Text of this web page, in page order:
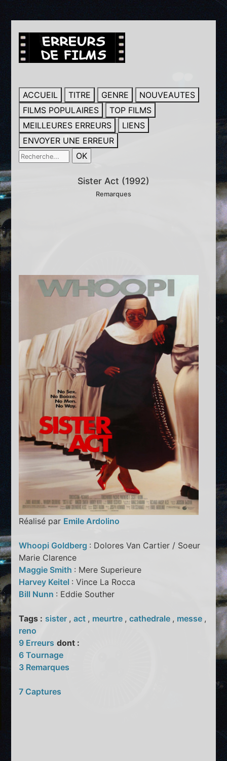
ACCUEIL TITRE GENRE
NOUVEAUTES
FILMS POPULAIRES
TOP FILMS
MEILLEURES ERREURS
LIENS
ENVOYER UNE ERREUR
Sister Act (1992)
Remarques
Réalisé par Emile Ardolino
Whoopi Goldberg : Dolores Van Cartier / Soeur
Marie Clarence
Maggie Smith : Mere Superieure
Harvey Keitel : Vince La Rocca
Bill Nunn : Eddie Souther
Tags : sister ,act , meurtre ,cathedrale , messe ,
reno
9 Erreurs dont :
6 Tournage
3 Remarques
7 Captures